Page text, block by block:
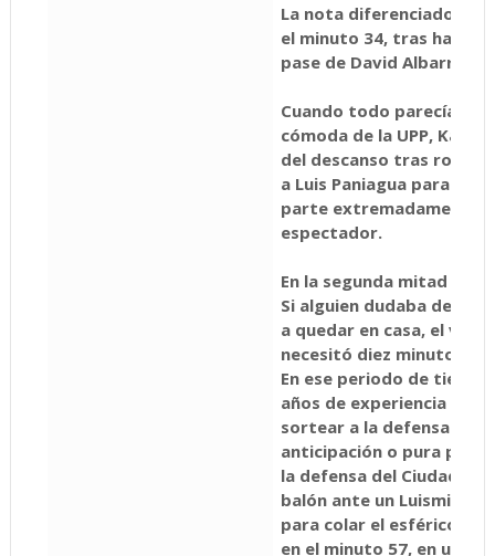
La nota diferenciadora
el minuto 34, tras hacer
pase de David Albarrán
Cuando todo parecía
cómoda de la UPP,
del descanso tras
a Luis Paniagua para
parte extremadamente
espectador.
En la segunda mitad se
Si alguien dudaba de
a quedar en casa, el
necesitó diez minutos
En ese periodo de
años de experiencia en
sortear a la defensa
anticipación o pura
la defensa del Ciudad de
balón ante un Luismi
para colar el esférico
en el minuto 57, en una